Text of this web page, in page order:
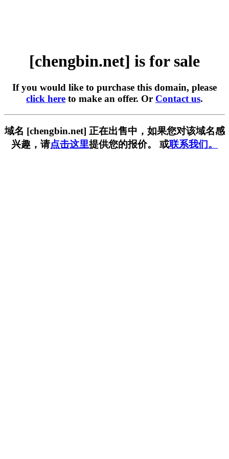
[chengbin.net] is for sale
If you would like to purchase this domain, please
click here to make an offer. Or Contact us.
域名 [chengbin.net] 正在出售中，如果您对该域名感
兴趣，请点击这里提供您的报价。 或联系我们。